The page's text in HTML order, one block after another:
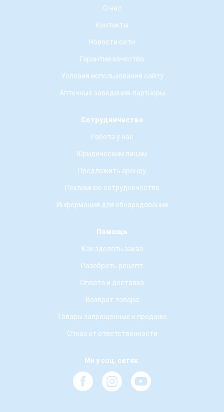
О нас
Контакты
Новости сети
Гарантия качества
Условия использования сайту
Аптечные заведения-партнеры
Сотрудничество
Работа у нас
Юридическим лицам
Предложить аренду
Рекламное сотруднечество
Информация для обнародования
Помощь
Как зделать заказ
Разобрать рецепт
Оплата и доставка
Возврат товара
Товары запрещенные к продаже
Отказ от ответственности
Ми у соц. сетях: